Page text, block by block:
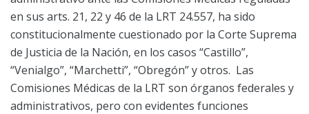
en sus arts. 21, 22 y 46 de la LRT 24.557, ha sido
constitucionalmente cuestionado por la Corte Suprema
de Justicia de la Nación, en los casos “Castillo”,
“Venialgo”, “Marchetti”, “Obregón” y otros. Las
Comisiones Médicas de la LRT son órganos federales y
administrativos, pero con evidentes funciones